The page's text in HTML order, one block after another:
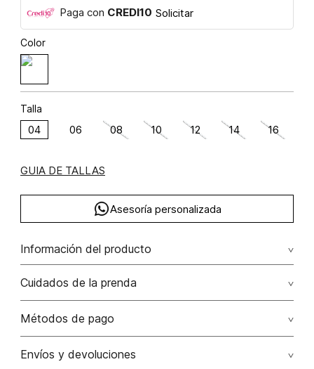
Paga con CREDI10 Solicitar
Color
Talla
04 06 08 10 12 14 16
GUIA DE TALLAS
Asesoría personalizada
Información del producto
Algodón 98.9200000000 elastano 1.0800000000
Cuidados de la prenda
Lavar con colores similares. no secar en máquina. los
Métodos de pago
Tarjetas de crédito: Visa, Dinners, Master Card y American
Envíos y devoluciones